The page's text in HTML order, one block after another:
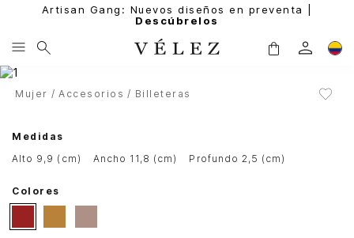
Artisan Gang: Nuevos diseños en preventa |
Descúbrelos
Mujer Accesorios Billeteras
Medidas
alto 9,9 (cm)
ancho 11,8 (cm) profundo 2,5 (cm)
Colores